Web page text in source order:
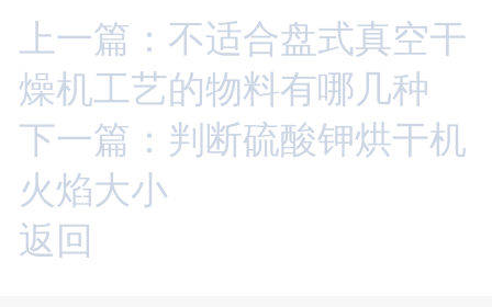
上一篇：不适合盘式真空干
燥机工艺的物料有哪几种
下一篇：判断硫酸钾烘干机
火焰大小
返回